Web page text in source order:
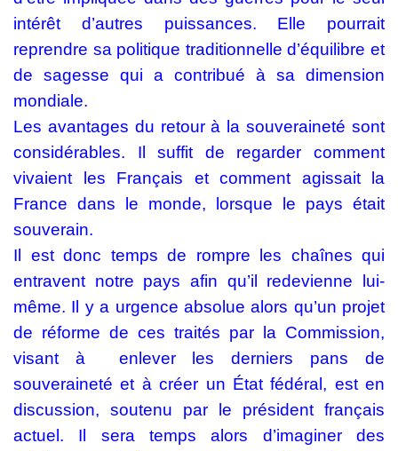
intérêt d’autres puissances. Elle pourrait
reprendre sa politique traditionnelle d’équilibre et
de sagesse qui a contribué à sa dimension
mondiale.
Les avantages du retour à la souveraineté sont
considérables. Il suffit de regarder comment
vivaient les Français et comment agissait la
France dans le monde, lorsque le pays était
souverain.
Il est donc temps de rompre les chaînes qui
entravent notre pays afin qu’il redevienne lui-
même. Il y a urgence absolue alors qu’un projet
de réforme de ces traités par la Commission,
visant à
enlever les derniers pans de
souveraineté et à créer un État fédéral, est en
discussion, soutenu par le président français
actuel. Il sera temps alors d’imaginer des